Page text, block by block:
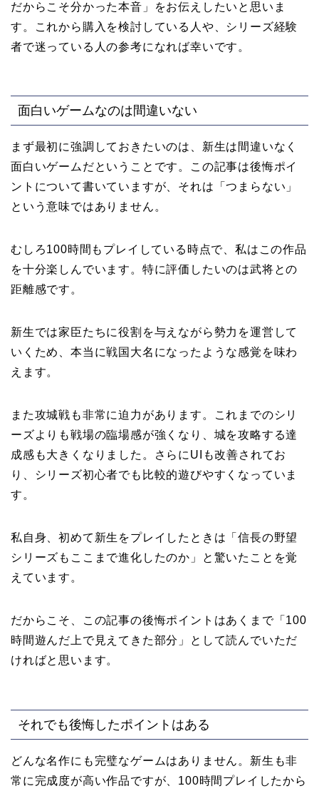
だからこそ分かった本音」をお伝えしたいと思いま
す。これから購入を検討している人や、シリーズ経験
者で迷っている人の参考になれば幸いです。
面白いゲームなのは間違いない
まず最初に強調しておきたいのは、新生は間違いなく
面白いゲームだということです。この記事は後悔ポイ
ントについて書いていますが、それは「つまらない」
という意味ではありません。
むしろ100時間もプレイしている時点で、私はこの作品
を十分楽しんでいます。特に評価したいのは武将との
距離感です。
新生では家臣たちに役割を与えながら勢力を運営して
いくため、本当に戦国大名になったような感覚を味わ
えます。
また攻城戦も非常に迫力があります。これまでのシリ
ーズよりも戦場の臨場感が強くなり、城を攻略する達
成感も大きくなりました。さらにUIも改善されてお
り、シリーズ初心者でも比較的遊びやすくなっていま
す。
私自身、初めて新生をプレイしたときは「信長の野望
シリーズもここまで進化したのか」と驚いたことを覚
えています。
だからこそ、この記事の後悔ポイントはあくまで「100
時間遊んだ上で見えてきた部分」として読んでいただ
ければと思います。
それでも後悔したポイントはある
どんな名作にも完璧なゲームはありません。新生も非
常に完成度が高い作品ですが、100時間プレイしたから